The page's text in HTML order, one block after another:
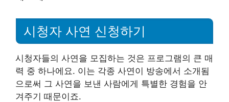
시청자 사연 신청하기
시청자들의 사연을 모집하는 것은 프로그램의 큰 매
력 중 하나에요. 이는 각종 사연이 방송에서 소개됨
으로써 그 사연을 보낸 사람에게 특별한 경험을 안
겨주기 때문이죠.